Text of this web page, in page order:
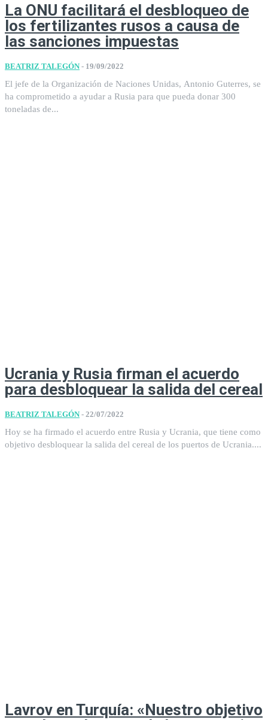
La ONU facilitará el desbloqueo de
los fertilizantes rusos a causa de
las sanciones impuestas
BEATRIZ TALEGÓN - 19/09/2022
El jefe de la Organización de Naciones Unidas, Antonio Guterres, se
ha comprometido a ayudar a Rusia para que pueda donar 300
toneladas de...
Ucrania y Rusia firman el acuerdo
para desbloquear la salida del cereal
BEATRIZ TALEGÓN - 22/07/2022
Hoy se ha firmado el acuerdo entre Rusia y Ucrania, que tiene como
objetivo desbloquear la salida del cereal de los puertos de Ucrania....
Lavrov en Turquía: «Nuestro objetivo